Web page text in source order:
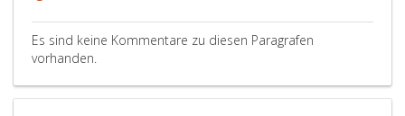
der
sowie
Allgemeinen
Es sind keine Kommentare zu diesen Paragrafen
vorhanden.